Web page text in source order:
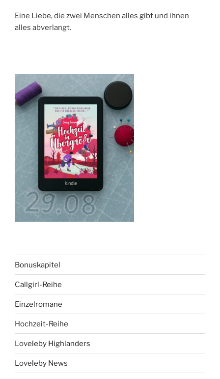
Eine Liebe, die zwei Menschen alles gibt und ihnen
alles abverlangt.
Bonuskapitel
Callgirl-Reihe
Einzelromane
Hochzeit-Reihe
Loveleby Highlanders
Loveleby News